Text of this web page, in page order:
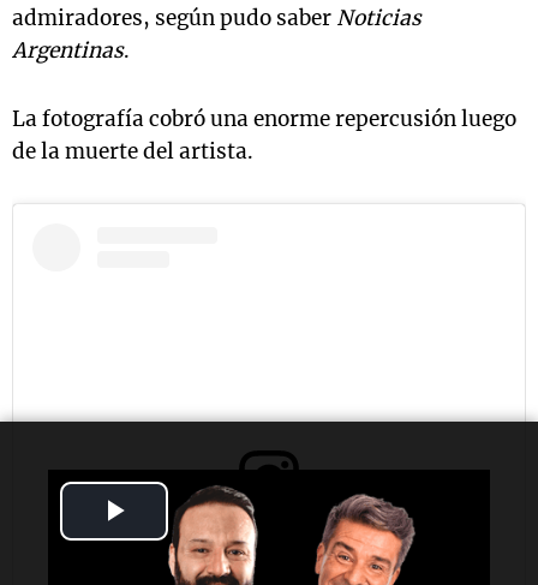
Play
Video
admiradores, según pudo saber Noticias
Argentinas.
La fotografía cobró una enorme repercusión luego
de la muerte del artista.
Ver esta publicación en Instagram